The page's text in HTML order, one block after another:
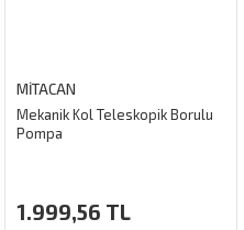
MİTACAN
Mekanik Kol Teleskopik Borulu
Pompa
1.999,56 TL